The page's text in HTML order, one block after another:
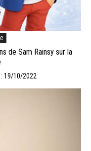
de Sam Rainsy sur la
19/10/2022